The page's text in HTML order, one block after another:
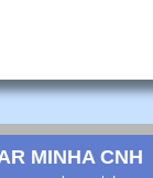
MINHA CNH